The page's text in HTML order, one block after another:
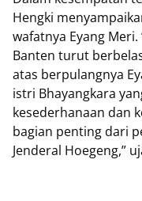
Hengki
wafatnya Eyang
Banten turut
atas berpulangnya
istri Bhayangkara
kesederhanaan dan
bagian penting dari
Jenderal Hoegeng,”